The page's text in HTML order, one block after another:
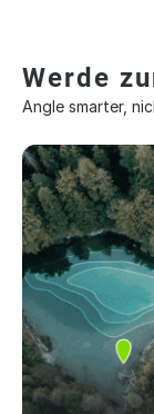
Werde
Angle smarter,